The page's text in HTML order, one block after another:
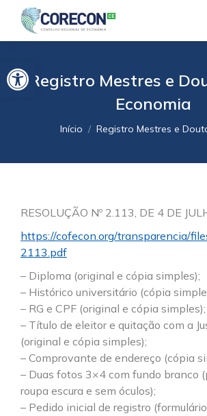
Barra de Ferramentas Aberta
Registro Mestres e
Economia
Você está aqui:
Início Registro Mestres e
RESOLUÇÃO Nº 2.113, DE 4 DE
https://cofecon.org/transparencia/
2113.pdf
– Diploma (original e cópia simples);
– Histórico universitário (cópia
– RG e CPF (original e cópia simples);
– Título de eleitor e quitação com a
(original e cópia simples);
– Comprovante de endereço (cópia
– Duas fotos 3×4 com fundo branco
roupa escura e sem óculos);
– Pedido inicial de registro